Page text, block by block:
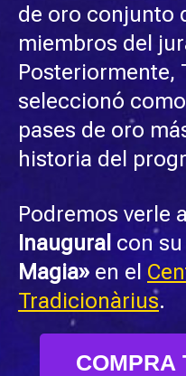
de oro conjunto
miembros del
Posteriormente,
seleccionó
pases de oro
historia del
Podremos verle
Inaugural con
Magia» en el
Tradicionàrius.
COMPRA